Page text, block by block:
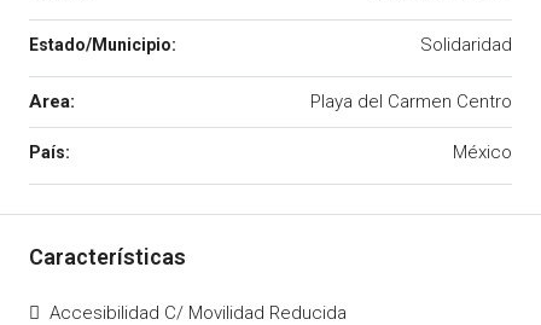
Solidaridad
Area: Playa del Carmen Centro
México
Accesibilidad C/ Movilidad Reducida